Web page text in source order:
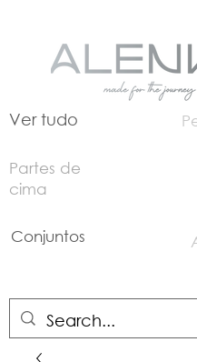
Ver tudo
Partes de
cima
Conjuntos